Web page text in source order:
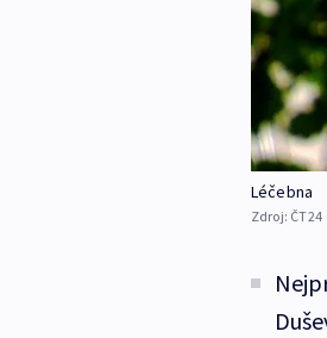
Léčebna
Zdroj: ČT24